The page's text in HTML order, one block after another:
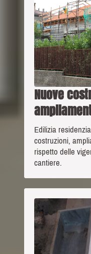
Nuove
Edilizia
costruzioni,
rispetto delle
cantiere.